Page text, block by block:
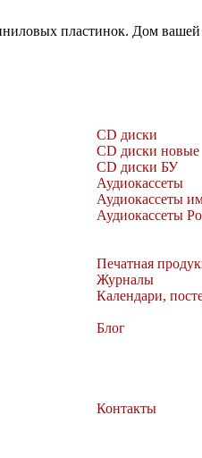
пластинок. Дом
CD диски
CD диски новые
CD диски БУ
Аудиокассеты
Аудиокассеты
Аудиокассеты
Печатная
Журналы
Календари,
Блог
Контакты